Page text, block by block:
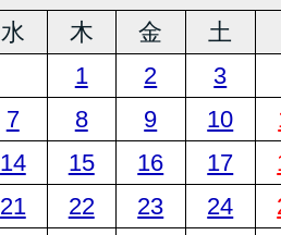
水 木 金 土
1
2
3
7 8 9 10
14 15 16 17
21 22 23 24